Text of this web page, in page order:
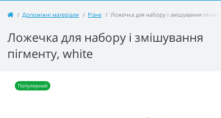
Допоміжні матеріали Різне Ложечка для набору і змішування
Ложечка для набору і змішування
пігменту, white
Популярний